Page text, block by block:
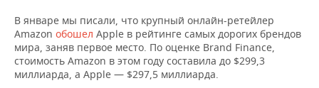
ВОЛЕЙБОЛ
КИБЕРСПОРТ
ФИГУРНОЕ КАТАНИЕ
ИСТОРИЯ
КУЛЬТУРА
МЕДИЦИНА
СПИСОК ПЕРСОН
СПИСОК КОМПАНИЙ
ПОЛНАЯ ВЕРСИЯ
В январе мы писали, что крупный онлайн-ретейлер
Amazon обошел Apple в рейтинге самых дорогих брендов
мира, заняв первое место. По оценке Brand Finance,
стоимость Amazon в этом году составила до $299,3
миллиарда, а Apple — $297,5 миллиарда.